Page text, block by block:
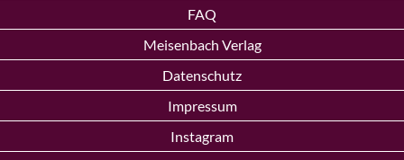
FAQ
Meisenbach Verlag
Datenschutz
Impressum
Instagram